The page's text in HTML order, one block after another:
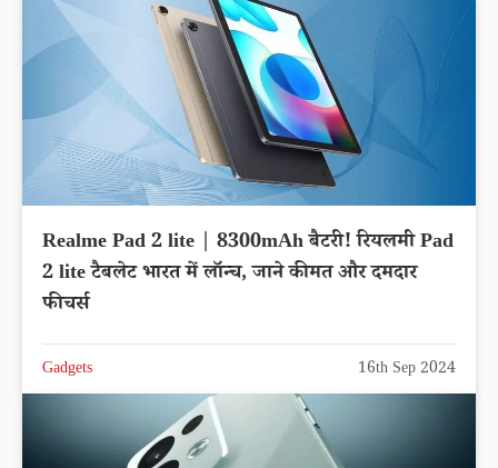
Realme Pad 2 lite | 8300mAh बैटरी! रियलमी Pad
2 lite टैबलेट भारत में लॉन्च, जाने कीमत और दमदार
फीचर्स
Gadgets 16th Sep 2024